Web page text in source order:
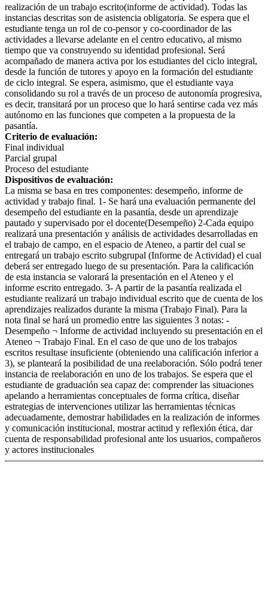
realización de un trabajo escrito(informe de actividad). Todas las
instancias descritas son de asistencia obligatoria. Se espera que el
estudiante tenga un rol de co-pensor y co-coordinador de las
actividades a llevarse adelante en el centro educativo, al mismo
tiempo que va construyendo su identidad profesional. Será
acompañado de manera activa por los estudiantes del ciclo integral,
desde la función de tutores y apoyo en la formación del estudiante
de ciclo integral. Se espera, asimismo, que el estudiante vaya
consolidando su rol a través de un proceso de autonomía progresiva,
es decir, transitará por un proceso que lo hará sentirse cada vez más
autónomo en las funciones que competen a la propuesta de la
pasantía.
Criterio de evaluación:
Final individual
Parcial grupal
Proceso del estudiante
Dispositivos de evaluación:
La misma se basa en tres componentes: desempeño, informe de
actividad y trabajo final. 1- Se hará una evaluación permanente del
desempeño del estudiante en la pasantía, desde un aprendizaje
pautado y supervisado por el docente(Desempeño) 2-Cada equipo
realizará una presentación y análisis de actividades desarrolladas en
el trabajo de campo, en el espacio de Ateneo, a partir del cual se
entregará un trabajo escrito subgrupal (Informe de Actividad) el cual
deberá ser entregado luego de su presentación. Para la calificación
de esta instancia se valorará la presentación en el Ateneo y el
informe escrito entregado. 3- A partir de la pasantía realizada el
estudiante realizará un trabajo individual escrito que de cuenta de los
aprendizajes realizados durante la misma (Trabajo Final). Para la
nota final se hará un promedio entre las siguientes 3 notas: -
Desempeño ¬ Informe de actividad incluyendo su presentación en el
Ateneo ¬ Trabajo Final. En el caso de que uno de los trabajos
escritos resultase insuficiente (obteniendo una calificación inferior a
3), se planteará la posibilidad de una reelaboración. Sólo podrá tener
instancia de reelaboración en uno de los trabajos. Se espera que el
estudiante de graduación sea capaz de: comprender las situaciones
apelando a herramientas conceptuales de forma crítica, diseñar
estrategias de intervenciones utilizar las herramientas técnicas
adecuadamente, demostrar habilidades en la realización de informes
y comunicación institucional, mostrar actitud y reflexión ética, dar
cuenta de responsabilidad profesional ante los usuarios, compañeros
y actores institucionales